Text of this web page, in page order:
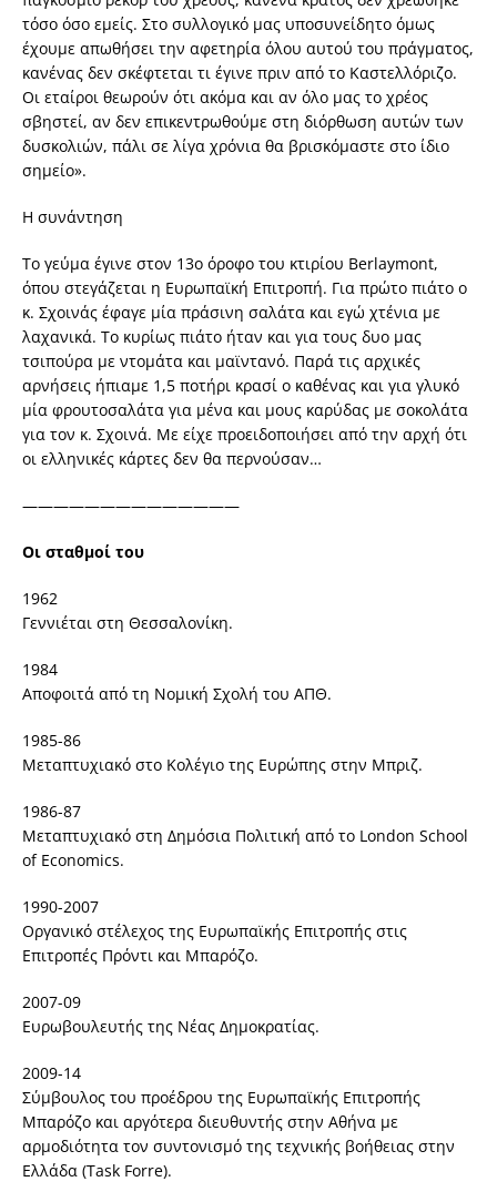
τόσο όσο εμείς. Στο συλλογικό μας υποσυνείδητο όμως
έχουμε απωθήσει την αφετηρία όλου αυτού του πράγματος,
κανένας δεν σκέφτεται τι έγινε πριν από το Καστελλόριζο.
Οι εταίροι θεωρούν ότι ακόμα και αν όλο μας το χρέος
σβηστεί, αν δεν επικεντρωθούμε στη διόρθωση αυτών των
δυσκολιών, πάλι σε λίγα χρόνια θα βρισκόμαστε στο ίδιο
σημείο».
Η συνάντηση
Τo γεύμα έγινε στον 13o όροφο του κτιρίου Berlaymont,
όπου στεγάζεται η Ευρωπαϊκή Επιτροπή. Για πρώτο πιάτο ο
κ. Σχοινάς έφαγε μία πράσινη σαλάτα και εγώ χτένια με
λαχανικά. Το κυρίως πιάτο ήταν και για τους δυο μας
τσιπούρα με ντομάτα και μαϊντανό. Παρά τις αρχικές
αρνήσεις ήπιαμε 1,5 ποτήρι κρασί ο καθένας και για γλυκό
μία φρουτοσαλάτα για μένα και μους καρύδας με σοκολάτα
για τον κ. Σχοινά. Με είχε προειδοποιήσει από την αρχή ότι
οι ελληνικές κάρτες δεν θα περνούσαν…
——————————————
Oι σταθμοί του
1962
Γεννιέται στη Θεσσαλονίκη.
1984
Αποφοιτά από τη Νομική Σχολή του ΑΠΘ.
1985-86
Μεταπτυχιακό στο Κολέγιο της Ευρώπης στην Μπριζ.
1986-87
Μεταπτυχιακό στη Δημόσια Πολιτική από το London School
of Economics.
1990-2007
Οργανικό στέλεχος της Ευρωπαϊκής Επιτροπής στις
Επιτροπές Πρόντι και Μπαρόζο.
2007-09
Ευρωβουλευτής της Νέας Δημοκρατίας.
2009-14
Σύμβουλος του προέδρου της Ευρωπαϊκής Επιτροπής
Μπαρόζο και αργότερα διευθυντής στην Αθήνα με
αρμοδιότητα τον συντονισμό της τεχνικής βοήθειας στην
Ελλάδα (Task Forre).